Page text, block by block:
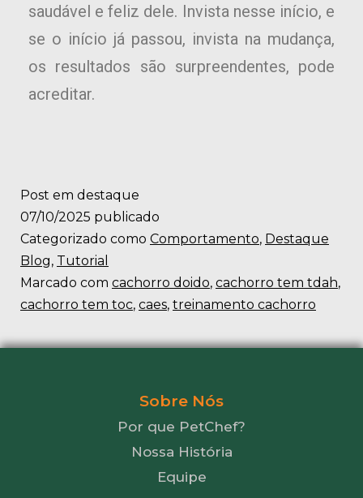
saudável e feliz dele. Invista nesse início, e
se o início já passou, invista na mudança,
os resultados são surpreendentes, pode
acreditar.
Post em destaque
07/10/2025 publicado
Categorizado como Comportamento, Destaque
Blog, Tutorial
Marcado com cachorro doido, cachorro tem tdah,
cachorro tem toc, caes, treinamento cachorro
Sobre Nós
Por que PetChef?
Nossa História
Equipe